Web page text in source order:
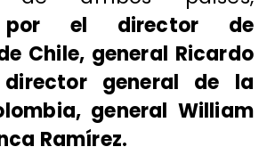
por el director de
Chile, general Ricardo
general de la
general William
Ramírez.